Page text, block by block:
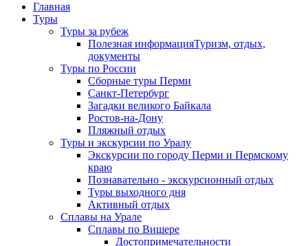
Главная
Туры
Туры за рубеж
Полезная информацияТуризм, отдых,
документы
Туры по России
Сборные туры Перми
Санкт-Петербург
Загадки великого Байкала
Ростов-на-Дону
Пляжный отдых
Туры и экскурсии по Уралу
Экскурсии по городу Перми и Пермскому
краю
Познавательно - экскурсионный отдых
Туры выходного дня
Активный отдых
Сплавы на Урале
Сплавы по Вишере
Достопримечательности